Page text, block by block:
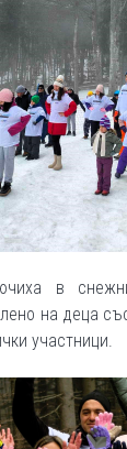
в
на деца
участници.